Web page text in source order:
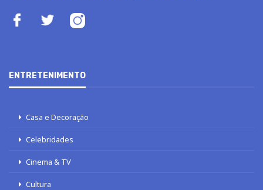
ENTRETENIMENTO
Casa e Decoração
Celebridades
Cinema & TV
Cultura